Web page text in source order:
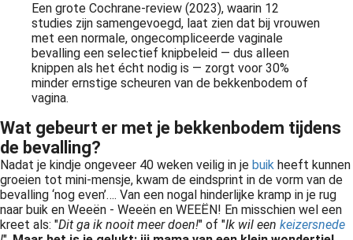
Een grote Cochrane-review (2023), waarin 12
studies zijn samengevoegd, laat zien dat bij vrouwen
met een normale, ongecompliceerde vaginale
bevalling een selectief knipbeleid — dus alleen
knippen als het écht nodig is — zorgt voor 30%
minder ernstige scheuren van de bekkenbodem of
vagina.
Wat gebeurt er met je bekkenbodem tijdens
de bevalling?
Nadat je kindje ongeveer 40 weken veilig in je buik heeft kunnen
groeien tot mini-mensje, kwam de eindsprint in de vorm van de
bevalling ‘nog even’…. Van een nogal hinderlijke kramp in je rug
naar buik en Weeën - Weeën en WEEËN! En misschien wel een
kreet als: "Dit ga ik nooit meer doen!" of "Ik wil een keizersnede